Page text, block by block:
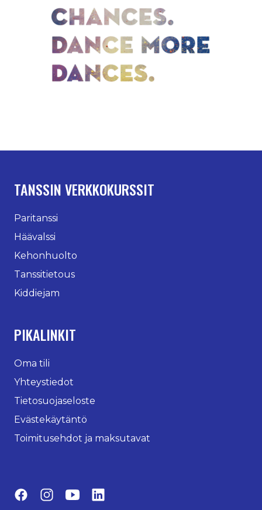
TANSSIN VERKKOKURSSIT
Paritanssi
Häävalssi
Kehonhuolto
Tanssitietous
Kiddiejam
PIKALINKIT
Oma tili
Yhteystiedot
Tietosuojaseloste
Evästekäytäntö
Toimitusehdot ja maksutavat
FacebookInstagramYouTube